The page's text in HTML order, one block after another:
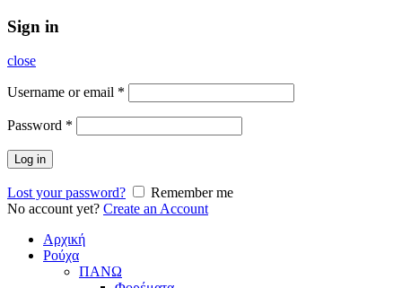
Sign in
close
Username or email *
Password *
Log in
Lost your password?
Remember me
No account yet? Create an Account
Αρχική
Ρούχα
ΠΑΝΩ